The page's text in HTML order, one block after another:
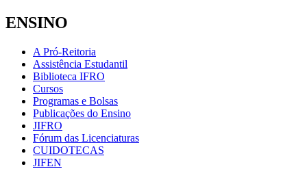
ENSINO
A Pró-Reitoria
Assistência Estudantil
Biblioteca IFRO
Cursos
Programas e Bolsas
Publicações do Ensino
JIFRO
Fórum das Licenciaturas
CUIDOTECAS
JIFEN